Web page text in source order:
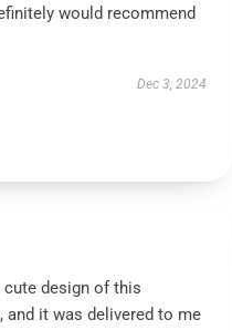
would recommend
Dec 3, 2024
cute design of this
and it was delivered to me